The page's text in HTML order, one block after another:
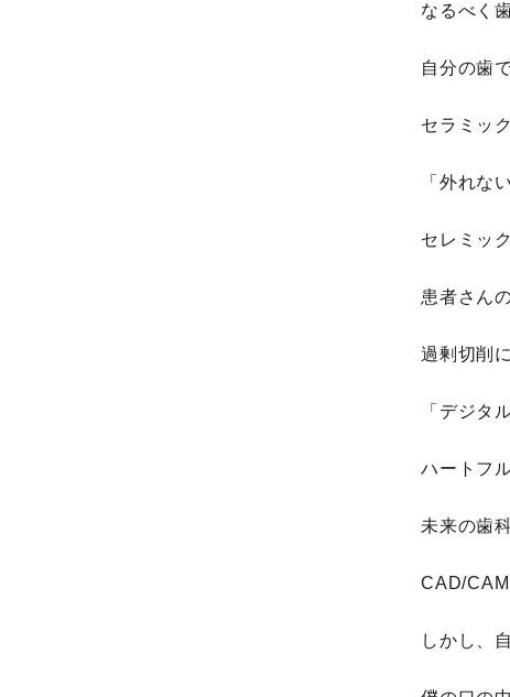
なるべく
自分の歯
セラミッ
「外れな
セレミッ
患者さん
過剰切削
「デジタ
ハートフ
未来の歯
CAD/
しかし、